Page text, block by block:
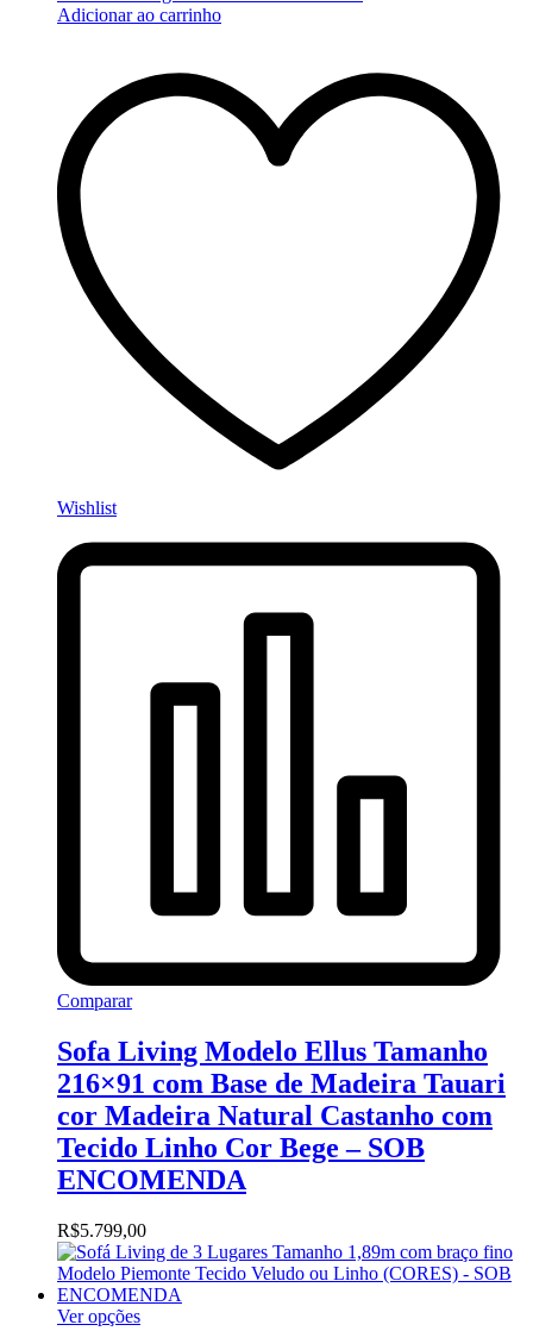
Adicionar ao carrinho
Wishlist
Comparar
Sofa Living Modelo Ellus Tamanho
216×91 com Base de Madeira Tauari
cor Madeira Natural Castanho com
Tecido Linho Cor Bege – SOB
ENCOMENDA
R$5.799,00
Ver opções